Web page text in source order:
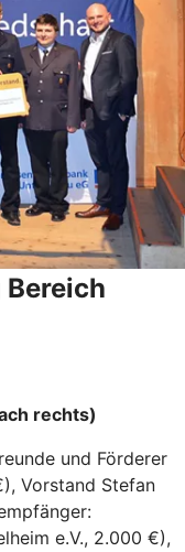
rechts)
und Förderer
Vorstand Stefan
e.V., 2.000 €),